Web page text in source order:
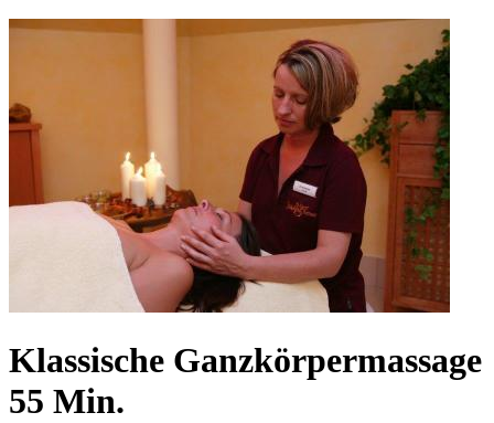
Klassische Ganzkörpermassage
55 Min.